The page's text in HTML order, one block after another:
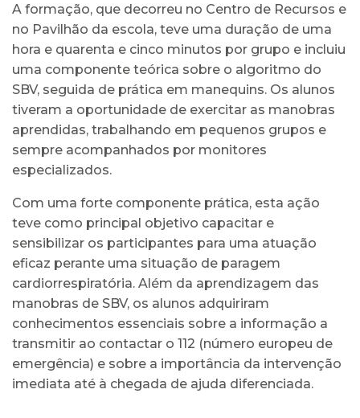
A formação, que decorreu no Centro de Recursos e
no Pavilhão da escola, teve uma duração de uma
hora e quarenta e cinco minutos por grupo e incluiu
uma componente teórica sobre o algoritmo do
SBV, seguida de prática em manequins. Os alunos
tiveram a oportunidade de exercitar as manobras
aprendidas, trabalhando em pequenos grupos e
sempre acompanhados por monitores
especializados.
Com uma forte componente prática, esta ação
teve como principal objetivo capacitar e
sensibilizar os participantes para uma atuação
eficaz perante uma situação de paragem
cardiorrespiratória. Além da aprendizagem das
manobras de SBV, os alunos adquiriram
conhecimentos essenciais sobre a informação a
transmitir ao contactar o 112 (número europeu de
emergência) e sobre a importância da intervenção
imediata até à chegada de ajuda diferenciada.